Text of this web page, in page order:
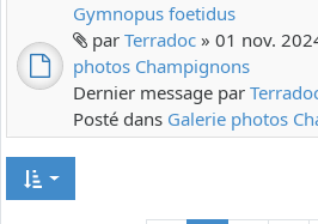
Gymnopus foetidus
par Terradoc » 01 nov.
photos Champignons
Dernier message par
Posté dans Galerie photos